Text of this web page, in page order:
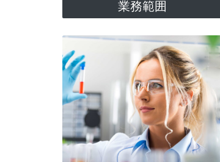
業務範囲